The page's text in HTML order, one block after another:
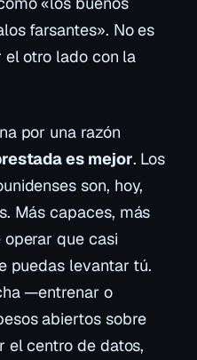
farsantes». No es
el otro lado con la
por una razón
es mejor. Los
son, hoy,
Más capaces, más
que casi
puedas levantar tú.
—entrenar o
abiertos sobre
el centro de datos,